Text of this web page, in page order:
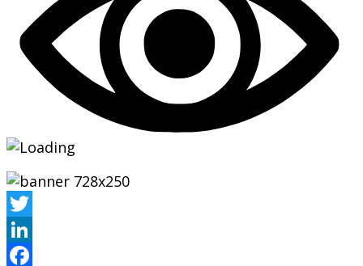
Twitter
LinkedIn